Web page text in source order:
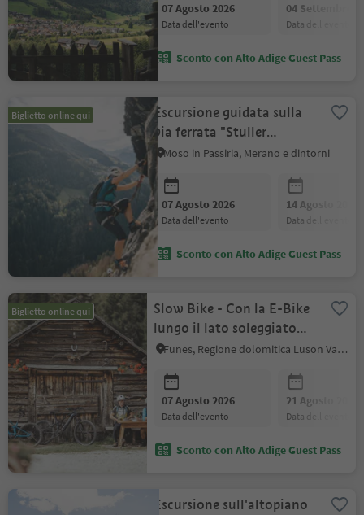
07 Agosto 2026
data dell'evento
04 Settembre
data dell'evento
Sconto con Alto Adige Guest Pass
Biglietto online qui
Escursione guidata sulla
via ferrata "Stuller
Wasserfall"
Moso in Passiria, Merano e dintorni
07 Agosto 2026
data dell'evento
14 Agosto 2026
data dell'evento
Sconto con Alto Adige Guest Pass
Biglietto online qui
Slow Bike - Con la E-Bike
lungo il lato soleggiato
della Val di Funes
Funes, Regione dolomitica Luson Val di Funes
07 Agosto 2026
data dell'evento
21 Agosto 2026
data dell'evento
Sconto con Alto Adige Guest Pass
Escursione sull'altopiano